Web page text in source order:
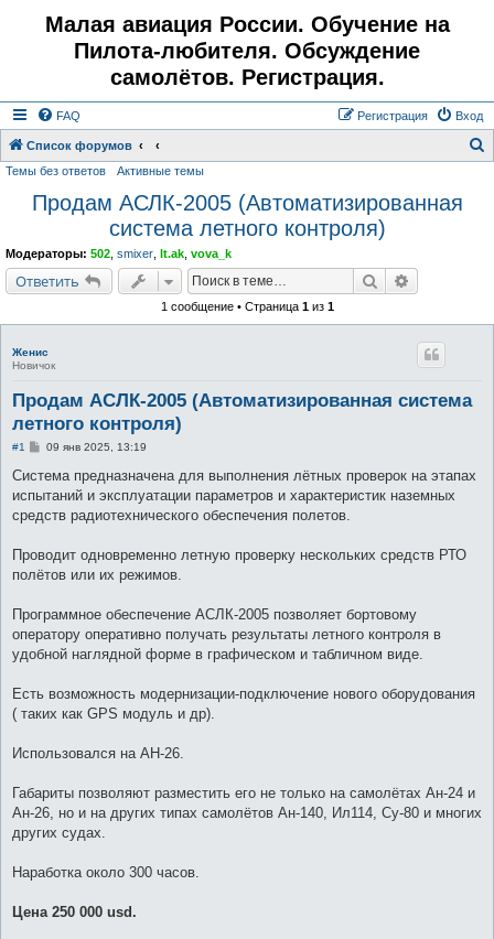
Малая авиация России. Обучение на
Пилота-любителя. Обсуждение
самолётов. Регистрация.
FAQ Вход
Регистрация
Список форумов
Темы без ответов Активные темы
Продам АСЛК-2005 (Автоматизированная
система летного контроля)
Модераторы: 502 smixer lt.ak vova_k
Ответить Поиск
1 сообщение • Страница 1из 1
Женис
Новичок
Продам АСЛК-2005 (Автоматизированная система
летного контроля)
#1
С
о
щ
е
н
е
09 янв 2025, 13:19
Система предназначена для выполнения лётных проверок на этапах
испытаний и эксплуатации параметров и характеристик наземных
средств радиотехнического обеспечения полетов.
Проводит одновременно летную проверку нескольких средств РТО
полётов или их режимов.
Программное обеспечение АСЛК-2005 позволяет бортовому
оператору оперативно получать результаты летного контроля в
удобной наглядной форме в графическом и табличном виде.
Есть возможность модернизации-подключение нового оборудования
( таких как GPS модуль и др).
Использовался на АН-26.
Габариты позволяют разместить его не только на самолётах Ан-24 и
Ан-26, но и на других типах самолётов Ан-140, Ил114, Су-80 и многих
других судах.
Наработка около 300 часов.
Цена 250 000 usd.